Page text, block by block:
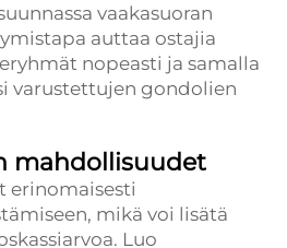
vaakasuoran
auttaa ostajia
nopeasti ja samalla
varustettujen gondolien
mahdollisuudet
erinomaisesti
mikä voi lisätä
Luo